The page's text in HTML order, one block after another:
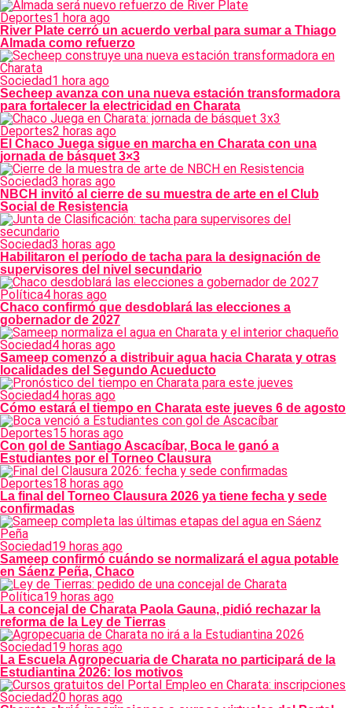
Deportes1 hora ago
River Plate cerró un acuerdo verbal para sumar a Thiago
Almada como refuerzo
Sociedad1 hora ago
Secheep avanza con una nueva estación transformadora
para fortalecer la electricidad en Charata
Deportes2 horas ago
El Chaco Juega sigue en marcha en Charata con una
jornada de básquet 3×3
Sociedad3 horas ago
NBCH invitó al cierre de su muestra de arte en el Club
Social de Resistencia
Sociedad3 horas ago
Habilitaron el período de tacha para la designación de
supervisores del nivel secundario
Política4 horas ago
Chaco confirmó que desdoblará las elecciones a
gobernador de 2027
Sociedad4 horas ago
Sameep comenzó a distribuir agua hacia Charata y otras
localidades del Segundo Acueducto
Sociedad4 horas ago
Cómo estará el tiempo en Charata este jueves 6 de agosto
Deportes15 horas ago
Con gol de Santiago Ascacíbar, Boca le ganó a
Estudiantes por el Torneo Clausura
Deportes18 horas ago
La final del Torneo Clausura 2026 ya tiene fecha y sede
confirmadas
Sociedad19 horas ago
Sameep confirmó cuándo se normalizará el agua potable
en Sáenz Peña, Chaco
Política19 horas ago
La concejal de Charata Paola Gauna, pidió rechazar la
reforma de la Ley de Tierras
Sociedad19 horas ago
La Escuela Agropecuaria de Charata no participará de la
Estudiantina 2026: los motivos
Sociedad20 horas ago